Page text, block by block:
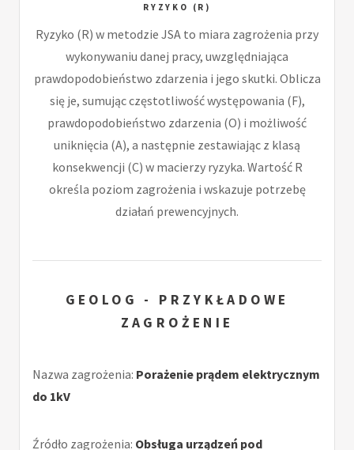
RYZYKO (R)
Ryzyko (R) w metodzie JSA to miara zagrożenia przy
wykonywaniu danej pracy, uwzględniająca
prawdopodobieństwo zdarzenia i jego skutki. Oblicza
się je, sumując częstotliwość występowania (F),
prawdopodobieństwo zdarzenia (O) i możliwość
uniknięcia (A), a następnie zestawiając z klasą
konsekwencji (C) w macierzy ryzyka. Wartość R
określa poziom zagrożenia i wskazuje potrzebę
działań prewencyjnych.
GEOLOG - PRZYKŁADOWE
ZAGROŻENIE
Nazwa zagrożenia: Porażenie prądem elektrycznym
do 1kV
Źródło zagrożenia: Obsługa urządzeń pod